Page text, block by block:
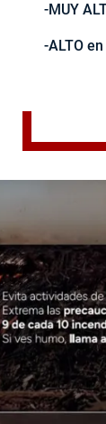
-MUY
-ALTO